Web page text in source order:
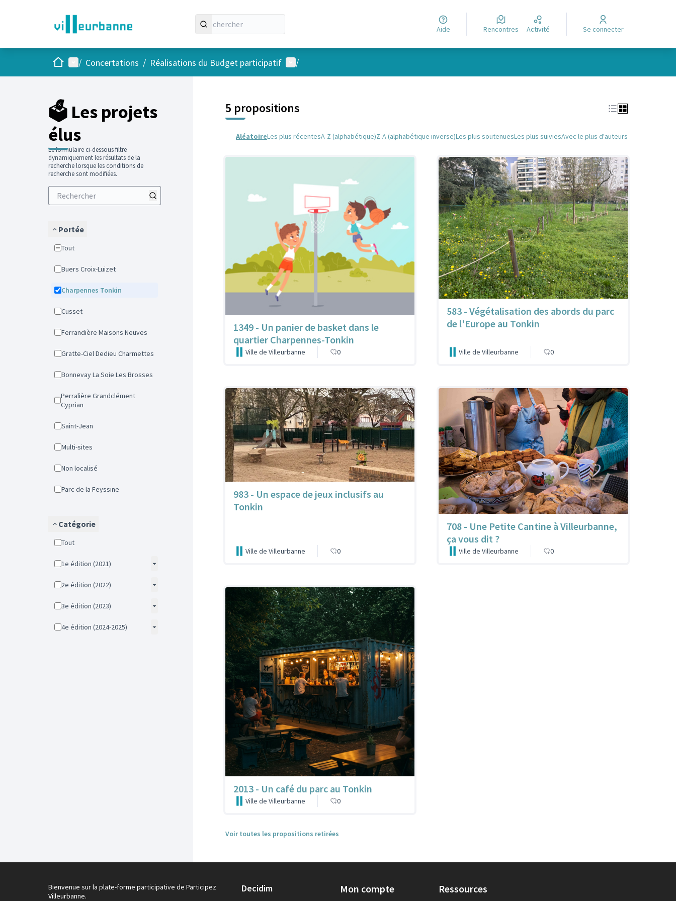
Aide Rencontres Activité Se connecter
AccueilMenu principal
/ Concertations / Réalisations du Budget participatif Menu utilisateur
/
🗳️ Les projets
élus
Le formulaire ci-dessous filtre
dynamiquement les résultats de la
recherche lorsque les conditions de
recherche sont modifiées.
Portée
Tout
Buers Croix-Luizet
Charpennes Tonkin
Cusset
Ferrandière Maisons Neuves
Gratte-Ciel Dedieu Charmettes
Bonnevay La Soie Les Brosses
Perralière Grandclément
Cyprian
Saint-Jean
Multi-sites
Non localisé
Parc de la Feyssine
Catégorie
Tout
1e édition (2021)
2e édition (2022)
3e édition (2023)
4e édition (2024-2025)
5 propositions
AléatoireLes plus récentesA-Z (alphabétique)Z-A (alphabétique inverse)Les plus soutenuesLes plus suiviesAvec le plus d'auteurs
1349 - Un panier de basket dans le
quartier Charpennes-Tonkin
Ville de Villeurbanne 0
583 - Végétalisation des abords du parc
de l'Europe au Tonkin
Ville de Villeurbanne 0
983 - Un espace de jeux inclusifs au
Tonkin
Ville de Villeurbanne 0
708 - Une Petite Cantine à Villeurbanne,
ça vous dit ?
Ville de Villeurbanne 0
2013 - Un café du parc au Tonkin
Ville de Villeurbanne 0
Voir toutes les propositions retirées
Bienvenue sur la plate-forme participative de Participez
Villeurbanne.
Decidim Mon compte Ressources